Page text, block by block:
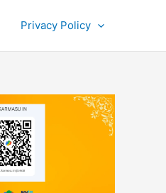
Privacy Policy